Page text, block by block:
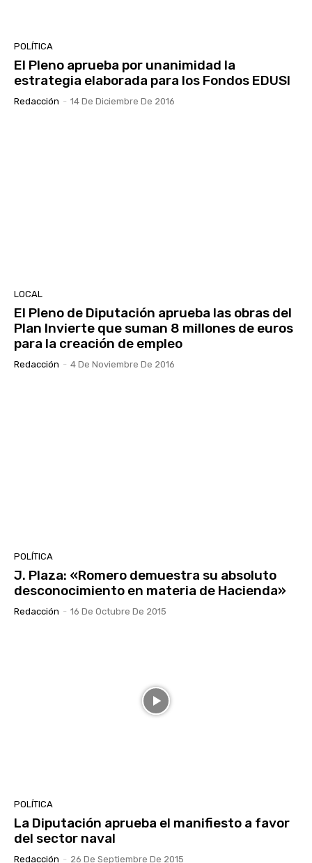
POLÍTICA
El Pleno aprueba por unanimidad la
estrategia elaborada para los Fondos EDUSI
Redacción - 14 De Diciembre De 2016
LOCAL
El Pleno de Diputación aprueba las obras del
Plan Invierte que suman 8 millones de euros
para la creación de empleo
Redacción - 4 De Noviembre De 2016
POLÍTICA
J. Plaza: «Romero demuestra su absoluto
desconocimiento en materia de Hacienda»
Redacción - 16 De Octubre De 2015
POLÍTICA
La Diputación aprueba el manifiesto a favor
del sector naval
Redacción - 26 De Septiembre De 2015